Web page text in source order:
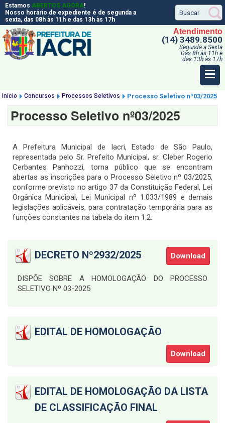
Estamos ABERTOS AGORA!
Nosso horário de expediente é de segunda a
sexta, das 08h às 11h e das 13h às 17h
Atendimento
(14) 3489.8500
Segunda a Sexta
Das 8h às 11h e
das 13h às 17h
Início Concursos Processos Seletivos Processo Seletivo nº03/2025
Processo Seletivo nº03/2025
A Prefeitura Municipal de Iacri, Estado de São Paulo,
representada pelo Sr. Prefeito Municipal, sr. Cleber Rogerio
Cerbantes Panhozzi, torna público que se encontram
abertas as inscrições para o Processo Seletivo nº 03/2025,
conforme previsto no artigo 37 da Constituição Federal, Lei
Orgânica Municipal, Lei Municipal nº 1.033/1989 e demais
legislações aplicáveis, para contratação temporária para as
funções constantes na tabela do item 1.2.
DECRETO Nº2932/2025 Download
DISPÕE SOBRE A HOMOLOGAÇÃO DO PROCESSO
SELETIVO Nº 03-2025
EDITAL DE HOMOLOGAÇÃO
Download
EDITAL DE HOMOLOGAÇÃO DA LISTA
DE CLASSIFICAÇÃO FINAL